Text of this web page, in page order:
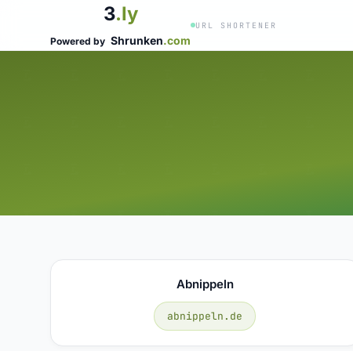
3.ly
Powered by Shrunken.com
URL SHORTENER
Abnippeln
abnippeln.de